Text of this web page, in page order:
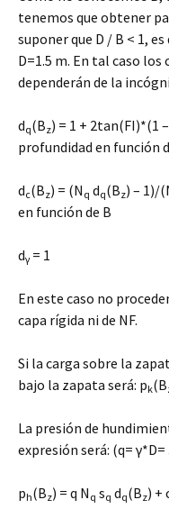
tenemos que obtener
suponer que D / B < 1,
D=1.5 m. En tal caso
dependerán de la
dq(Bz) = 1 + 2tan(FI)*(1
profundidad en función
dc(Bz) = (N q dq(Bz) – 1)/
en función de B
dγ = 1
En este caso no
capa rígida ni de NF.
Si la carga sobre la
bajo la zapata será: pk(B
La presión de
expresión será: (q= γ*D=
ph(Bz) = q N q sq dq(Bz) +